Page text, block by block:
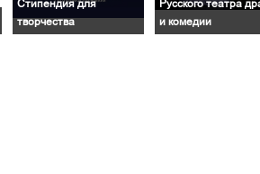
Стипендия для
творчества
Русского театра
и комедии